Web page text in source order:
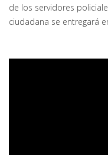
de los servidores
ciudadana se entregará